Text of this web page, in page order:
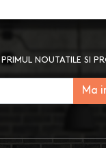
NOUTATILE SI
Ma